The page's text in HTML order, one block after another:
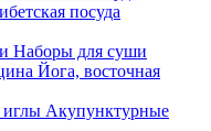
посуда
Наборы для суши
Йога, восточная
Акупунктурные